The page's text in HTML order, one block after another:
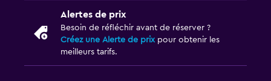
Alertes de prix
Besoin de réfléchir avant de réserver ?
Créez une Alerte de prix pour obtenir les
meilleurs tarifs.